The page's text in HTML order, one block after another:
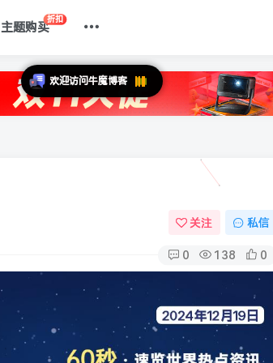
主题购买
折扣
关注 私信
0 138 0